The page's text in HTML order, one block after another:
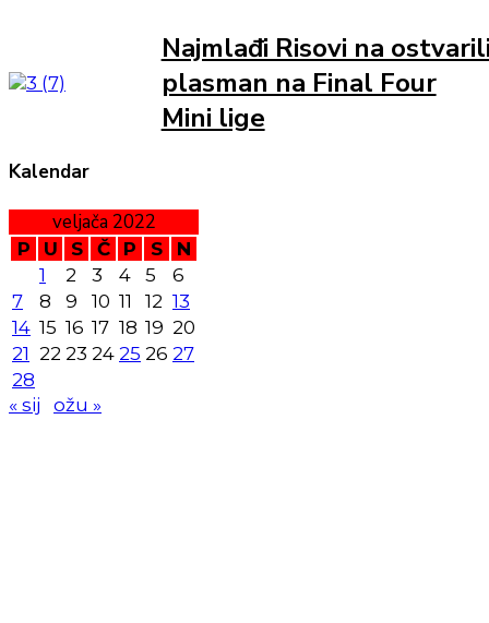
Najmlađi Risovi na
plasman na Final Four
Mini lige
Kalendar
veljača 2022
P U S Č P S
N
1
2 3 4 5
6
7
8 9 10 11 12 13
14 15 16 17 18 19 20
21 22 23 24 25 26 27
28
« sij
ožu »